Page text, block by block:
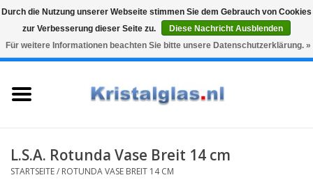
Snelle levering
Graveren
0 Artikel - €0,00
Karaffen
L.S.A. Rotunda Vase Breit 14 cm
STARTSEITE/ ROTUNDA VASE BREIT 14 CM
Durch die Nutzung unserer Webseite stimmen Sie dem Gebrauch von Cookies
zur Verbesserung dieser Seite zu.
Diese Nachricht Ausblenden
Für weitere Informationen beachten Sie bitte unsere Datenschutzerklärung. »